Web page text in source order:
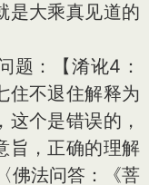
是大乘真见道的
：【淆讹4：
住不退住解释为
个是错误的，
旨，正确的理解
佛法问答：《菩